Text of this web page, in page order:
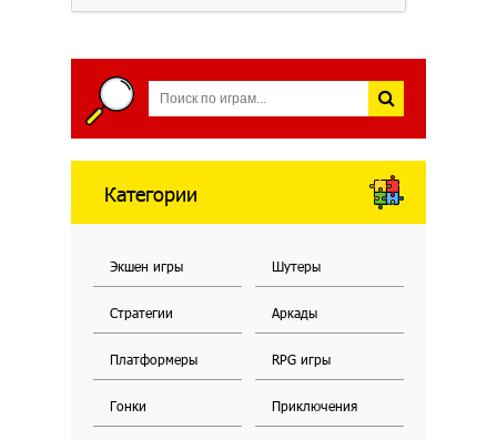
Категории
Экшен игры Шутеры
Стратегии Аркады
Платформеры RPG игры
Гонки Приключения